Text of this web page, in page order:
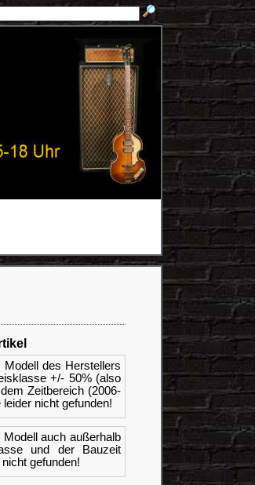
Modell des Herstellers
+/- 50% (also
Zeitbereich (2006-
leider nicht gefunden!
Modell auch außerhalb
und der Bauzeit
gefunden!